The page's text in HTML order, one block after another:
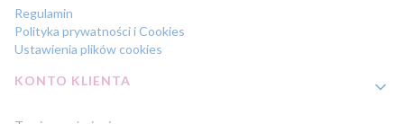
Regulamin
Polityka prywatności i Cookies
Ustawienia plików cookies
KONTO KLIENTA